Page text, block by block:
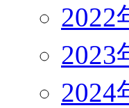
2022
2023
2024